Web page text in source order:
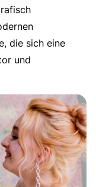
die sich eine
und